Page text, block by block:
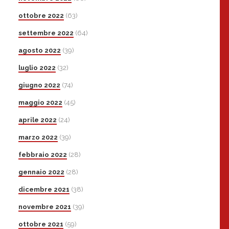
ottobre 2022 (63)
settembre 2022 (64)
agosto 2022 (39)
luglio 2022 (32)
giugno 2022 (74)
maggio 2022 (45)
aprile 2022 (24)
marzo 2022 (39)
febbraio 2022 (28)
gennaio 2022 (28)
dicembre 2021 (38)
novembre 2021 (39)
ottobre 2021 (59)